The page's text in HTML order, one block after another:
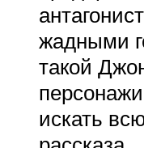
жадными
такой
искать